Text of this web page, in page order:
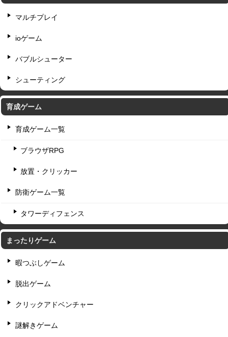
マルチプレイ
ioゲーム
バブルシューター
シューティング
育成ゲーム
育成ゲーム一覧
ブラウザRPG
放置・クリッカー
防衛ゲーム一覧
タワーディフェンス
まったりゲーム
暇つぶしゲーム
脱出ゲーム
クリックアドベンチャー
謎解きゲーム